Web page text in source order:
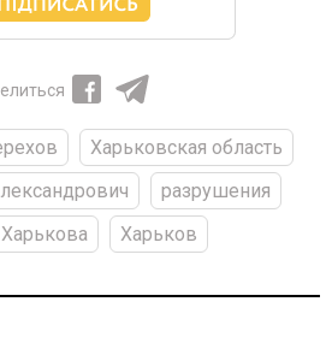
Харьковская область
разрушения
Харьков